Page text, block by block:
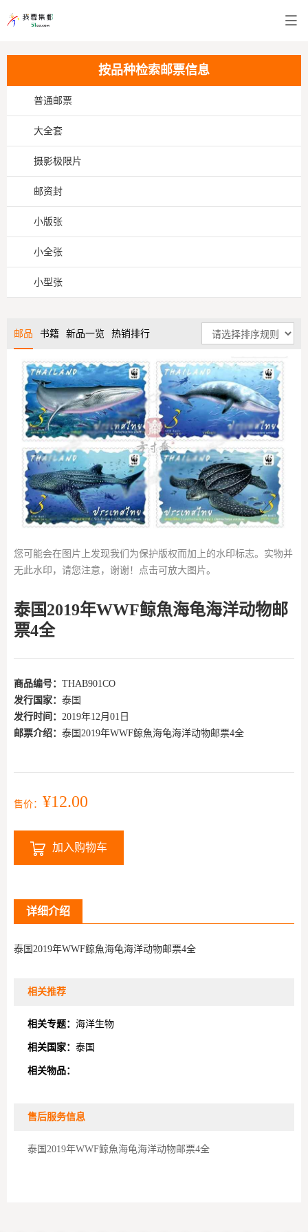
按品种检索邮票信息
普通邮票
大全套
摄影极限片
邮资封
小版张
小全张
小型张
邮品 书籍 新品一览 热销排行
您可能会在图片上发现我们为保护版权而加上的水印标志。实物并
无此水印，请您注意，谢谢！点击可放大图片。
泰国2019年WWF鲸魚海龟海洋动物邮
票4全
商品编号： THAB901CO
发行国家： 泰国
发行时间： 2019年12月01日
邮票介绍： 泰国2019年WWF鲸魚海龟海洋动物邮票4全
售价： ¥12.00
加入购物车
详细介绍
泰国2019年WWF鲸魚海龟海洋动物邮票4全
相关推荐
相关专题： 海洋生物
相关国家： 泰国
相关物品：
售后服务信息
泰国2019年WWF鲸魚海龟海洋动物邮票4全